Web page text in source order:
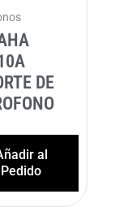
DE
al
Pedido